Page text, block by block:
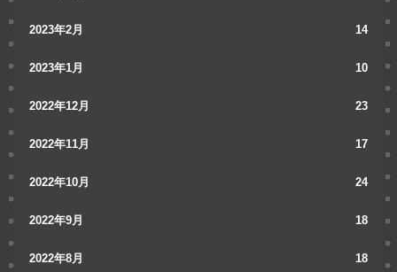
2023年2月 14
2023年1月 10
2022年12月 23
2022年11月 17
2022年10月 24
2022年9月 18
2022年8月 18